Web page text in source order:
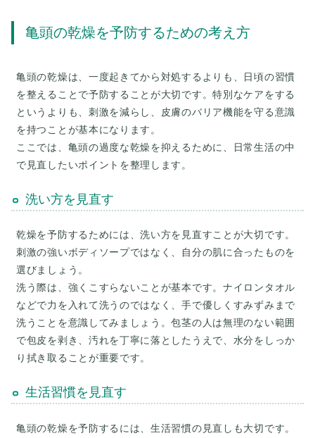
亀頭の乾燥を予防するための考え方
亀頭の乾燥は、一度起きてから対処するよりも、日頃の習慣
を整えることで予防することが大切です。特別なケアをする
というよりも、刺激を減らし、皮膚のバリア機能を守る意識
を持つことが基本になります。
ここでは、亀頭の過度な乾燥を抑えるために、日常生活の中
洗い方を見直す
乾燥を予防するためには、洗い方を見直すことが大切です。
刺激の強いボディソープではなく、自分の肌に合ったものを
選びましょう。
洗う際は、強くこすらないことが基本です。ナイロンタオル
などで力を入れて洗うのではなく、手で優しくすみずみまで
洗うことを意識してみましょう。包茎の人は無理のない範囲
で包皮を剥き、汚れを丁寧に落としたうえで、水分をしっか
生活習慣を見直す
亀頭の乾燥を予防するには、生活習慣の見直しも大切です。